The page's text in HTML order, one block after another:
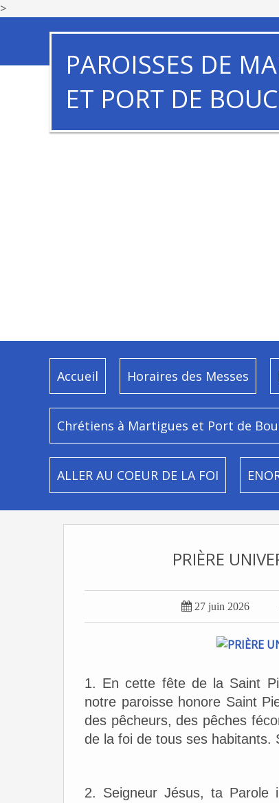
>
PAROISSES DE
ET PORT DE BOUC
Accueil Horaires des Messes
Chrétiens à Martigues et Port de
ALLER AU COEUR DE LA FOI
PRIÈRE
 27 juin 2026
1. En cette fête de la Saint
notre paroisse honore Saint
des pêcheurs, des pêches
de la foi de tous ses habitants.
2. Seigneur Jésus, ta Parole